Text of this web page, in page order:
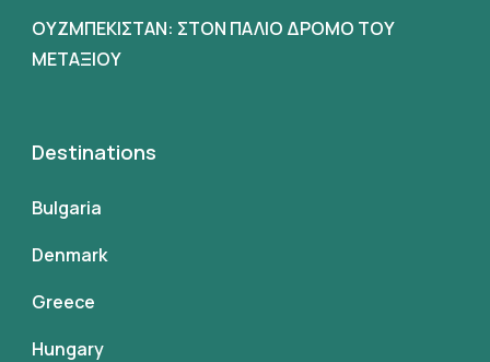
ΟΥΖΜΠΕΚΙΣΤΑΝ: ΣΤΟΝ ΠΑΛΙΟ ΔΡΟΜΟ ΤΟΥ
ΜΕΤΑΞΙΟΥ
Destinations
Bulgaria
Denmark
Greece
Hungary